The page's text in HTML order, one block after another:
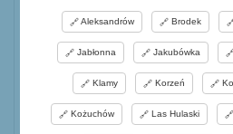
Aleksandrów Brodek
Jabłonna Jakubówka
Klamy Korzeń
Kożuchów Las Hulaski